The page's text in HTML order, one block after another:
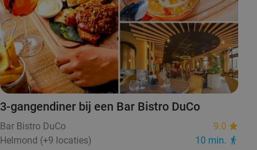
3-gangendiner bij een Bar Bistro DuCo
Bar Bistro DuCo
9.0
Helmond (+9 locaties)
10 min.